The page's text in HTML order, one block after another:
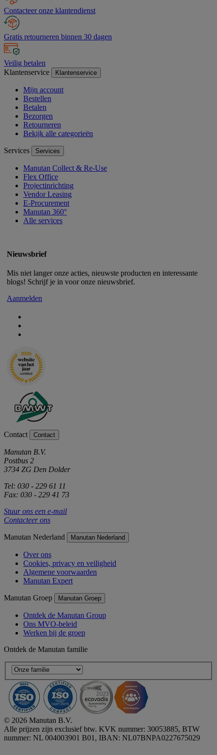
Contacteer onze klantendienst
Gratis retourneren binnen 30 dagen
Veilig betalen
Klantenservice
Klantenservice
Mijn account
Bestellen
Betalen
Bezorgen
Retourneren
Bekijk alle categorieën
Services Services
Manutan Collect & Re-Use
Flex Office
Projectinrichting
Vendor Leasing
E-Procurement
Manutan 360°
Alle services
Nieuwsbrief
Mis niet langer onze acties, nieuwste producten en interessante
blogs! Schrijf je in voor onze nieuwsbrief.
Aanmelden
Contact Contact
Manutan B.V.
Postbus 2
3734 ZG Den Dolder
Tel: 030 - 229 61 11
Fax: 030 - 229 41 73
Stuur ons een e-mail
Contacteer ons
Manutan Nederland Manutan Nederland
Over ons
Cookies, privacy en veiligheid
Algemene voorwaarden
Manutan Expert
Manutan Groep Manutan Groep
Ontdek de Manutan Group
Ons MVO-beleid
Werken bij de groep
Ontdek de Manutan familie
© 2026 Manutan B.V.
Alle prijzen zijn exclusief btw. KVK nummer: 30053885, BTW
nummer: NL 004003901 B01, IBAN: NL07BNPA0227675029